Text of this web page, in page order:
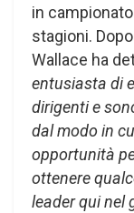
in
stagioni.
Wallace ha
entusiasta di
dirigenti e
dal modo in
opportunità
ottenere
leader qui nel